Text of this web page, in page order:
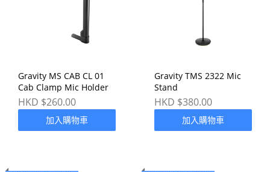
Gravity MS CAB CL 01
Cab Clamp Mic Holder
HKD $260.00
加入購物車
Gravity TMS 2322 Mic
Stand
HKD $380.00
加入購物車